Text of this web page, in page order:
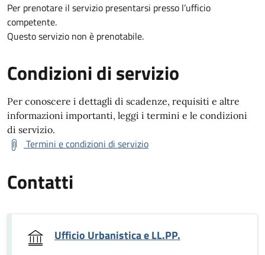
Per prenotare il servizio presentarsi presso l’ufficio
competente.
Questo servizio non è prenotabile.
Condizioni di servizio
Per conoscere i dettagli di scadenze, requisiti e altre
informazioni importanti, leggi i termini e le condizioni
di servizio.
Termini e condizioni di servizio
Contatti
Ufficio Urbanistica e LL.PP.